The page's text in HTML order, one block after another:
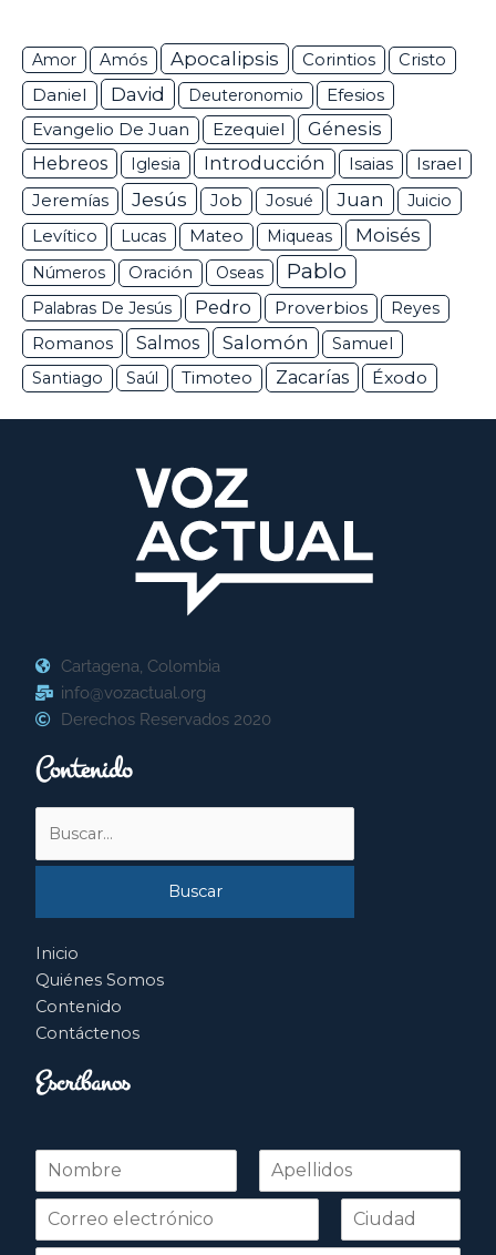
Amor Amós Apocalipsis Corintios Cristo
Daniel David Deuteronomio Efesios
Evangelio De Juan Ezequiel
Génesis
Hebreos
Iglesia Introducción Isaias Israel
Jeremías Jesús Job Josué Juan
Juicio
Levítico
Lucas Mateo Miqueas Moisés
Números Oración Oseas Pablo
Palabras De Jesús Pedro Proverbios Reyes
Romanos Salmos Salomón
Samuel
Santiago
Saúl Timoteo Zacarías Éxodo
Cartagena, Colombia
info@vozactual.org
Derechos Reservados 2020
Contenido
por:
Inicio
Quiénes Somos
Contenido
Contáctenos
Escríbanos
N
m
r
Nombre Apellidos